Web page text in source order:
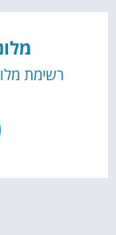
רשימת